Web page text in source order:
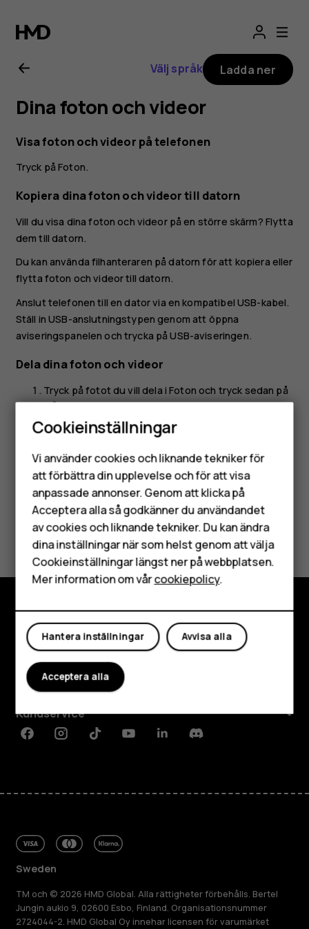
för
Nokia
G10
Smartphones
Mobiltelefoner
Tillbehör
HMD Terra M
Surfplattor
Välj språk Ladda ner
Dina foton och videor
Visa foton och videor på telefonen
Tryck påFoton.
Kopiera dina foton och videor till datorn
Vill du visa dina foton och videor på en större skärm? Flytta
dem till datorn.
Du kan använda filhanteraren på datorn för att kopiera eller
flytta foton och videor till datorn.
Anslut telefonen till en dator via en kompatibel USB-kabel.
Ställ in USB-anslutningstypen genom att öppna
aviseringspanelen och trycka på USB-aviseringen.
Dela dina foton och videor
Tryck på fotot du vill dela iFoton och tryck sedan på
.
Välj hur du vill dela fotot eller videon.
Var detta till hjälp?
Ja Nej
Utforska
Om
Planet and people
Kundservice
FacebookInstagramTiktokYoutubeLinkedinDiscord
Sweden
TM och © 2026 HMD Global. Alla rättigheter förbehålls. Bertel
Jungin aukio 9, 02600 Esbo, Finland. Organisationsnummer
2724044-2. HMD Global Oy innehar licensen för varumärket
Cookieinställningar
Vi använder cookies och liknande tekniker för
att förbättra din upplevelse och för att visa
anpassade annonser. Genom att klicka på
Acceptera alla så godkänner du användandet
av cookies och liknande tekniker. Du kan ändra
dina inställningar när som helst genom att välja
Cookieinställningar längst ner på webbplatsen.
Mer information om vårcookiepolicy.
Avvisa alla
Hantera inställningar
Acceptera alla